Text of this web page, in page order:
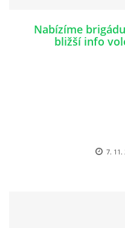
Nabízíme
bližší info
7. 11.